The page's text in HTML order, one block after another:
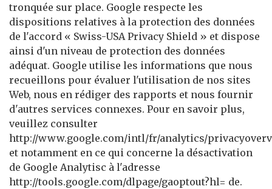
tronquée sur place. Google respecte les
dispositions relatives à la protection des données
de l'accord « Swiss-USA Privacy Shield » et dispose
ainsi d'un niveau de protection des données
adéquat. Google utilise les informations que nous
recueillons pour évaluer l'utilisation de nos sites
Web, nous en rédiger des rapports et nous fournir
d'autres services connexes. Pour en savoir plus,
veuillez consulter
http://www.google.com/intl/fr/analytics/
et notamment en ce qui concerne la désactivation
de Google Analytisc à l'adresse
http://tools.google.com/dlpage/gaoptout?hl= de.